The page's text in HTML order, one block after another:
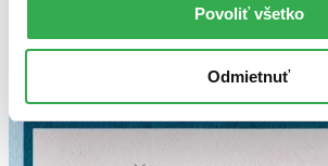
Povoliť všetko
Odmietnuť
Najlacnejšie
Najvyššia zľava